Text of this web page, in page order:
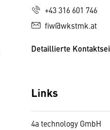
+43 316 601 746
fiw@wkstmk.at
Detaillierte
Links
4a technology GmbH